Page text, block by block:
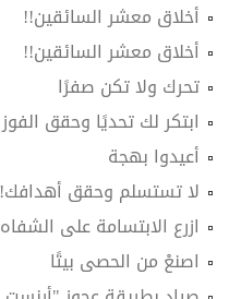
أخلاق معشر السائقين!!
أخلاق معشر السائقين!!
تحرك ولا تكن صفرًا
ابتكر لك تحديًا وحقق الفوز
أعيدوا بهجة
لا تستسلم وحقق أهدافك!
ازرع الابتسامة على الشفاه
اصنعْ من الحصى بيتًا